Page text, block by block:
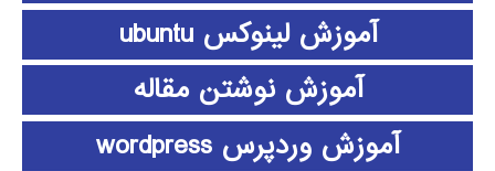
آموزش لینوکس ubuntu
آموزش نوشتن مقاله
آموزش وردپرس wordpress